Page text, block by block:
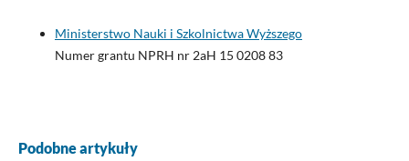
Ministerstwo Nauki i Szkolnictwa Wyższego
Numer grantu NPRH nr 2aH 15 0208 83
Podobne artykuły